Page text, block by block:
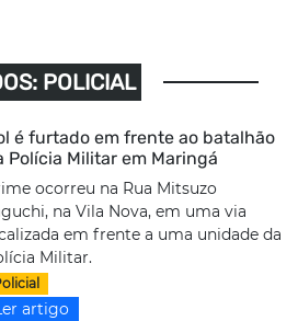
POLICIAL
é furtado em frente ao batalhão
Polícia Militar em Maringá
ocorreu na Rua Mitsuzo
na Vila Nova, em uma via
em frente a uma unidade da
Militar.
artigo